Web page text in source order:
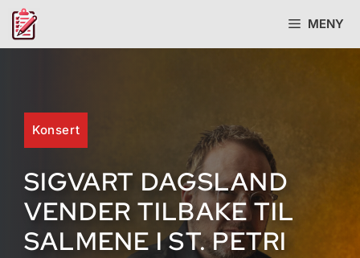
Hopp
MENY
Konsert
SIGVART DAGSLAND
VENDER TILBAKE TIL
SALMENE I ST. PETRI